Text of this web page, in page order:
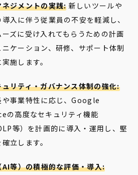
ジメントの実践: 新しいツールや
入に伴う従業員の不安を軽減し、
ズに受け入れてもらうための計画
ケーション、研修、サポート体制
施します。
リティ・ガバナンス体制の強化:
や事業特性に応じ、Google
の高度なセキュリティ機能
等）を計画的に導入・運用し、堅
立します。
AI等）の積極的な評価・導入: